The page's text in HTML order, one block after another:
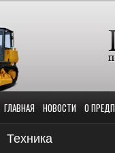
ГЛАВНАЯ НОВОСТИ О
Техника